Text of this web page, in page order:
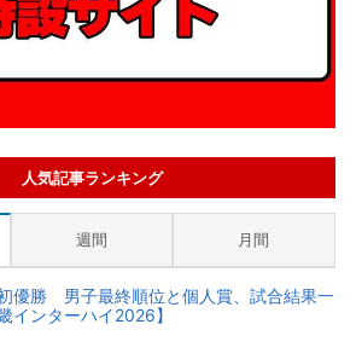
人気記事ランキング
週間 月間
優勝 男子最終順位と個人賞、試合結果一
インターハイ2026】